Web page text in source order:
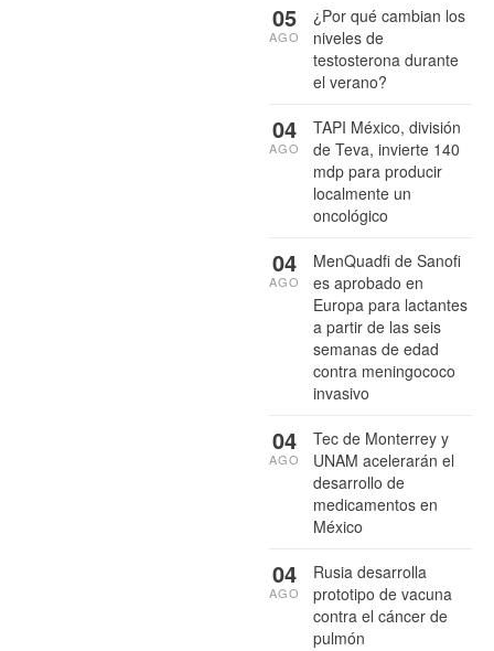
¿Por qué cambian los
niveles de
testosterona durante
el verano?
05
AGO
TAPI México, división
de Teva, invierte 140
mdp para producir
localmente un
oncológico
04
AGO
MenQuadfi de Sanofi
es aprobado en
Europa para lactantes
a partir de las seis
semanas de edad
contra meningococo
invasivo
04
AGO
Tec de Monterrey y
UNAM acelerarán el
desarrollo de
medicamentos en
México
04
AGO
Rusia desarrolla
prototipo de vacuna
contra el cáncer de
pulmón
04
AGO